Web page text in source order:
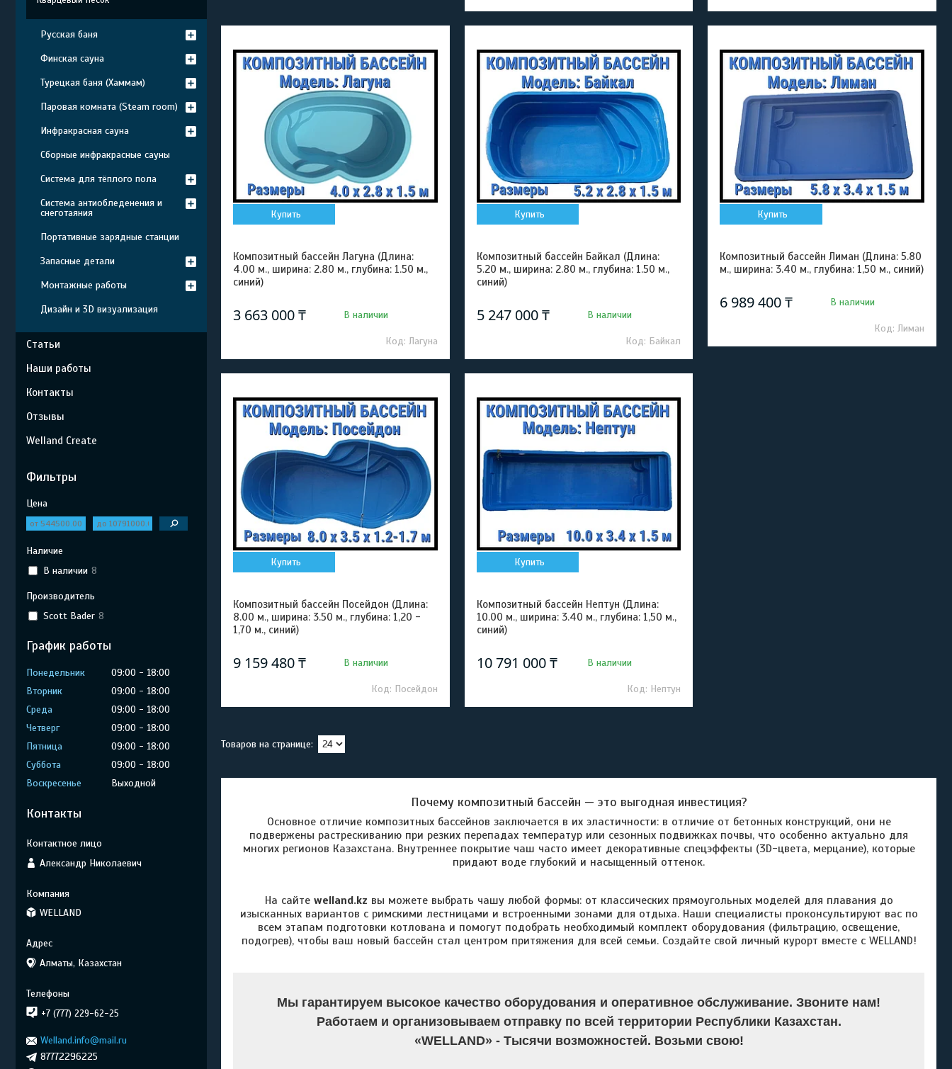
Купить
Композитный бассейн Лагуна (Длина:
4.00 м., ширина: 2.80 м., глубина: 1.50 м.,
синий)
3 663 000 ₸ В наличии
Лагуна
Купить
Композитный бассейн Байкал (Длина:
5.20 м., ширина: 2.80 м., глубина: 1.50 м.,
синий)
5 247 000 ₸ В наличии
Байкал
Купить
Композитный бассейн Лиман (Длина: 5.80
м., ширина: 3.40 м., глубина: 1,50 м., синий)
6 989 400 ₸ В наличии
Лиман
Купить
Композитный бассейн Посейдон (Длина:
8.00 м., ширина: 3.50 м., глубина: 1,20 -
1,70 м., синий)
9 159 480 ₸ В наличии
Посейдон
Купить
Композитный бассейн Нептун (Длина:
10.00 м., ширина: 3.40 м., глубина: 1,50 м.,
синий)
10 791 000 ₸ В наличии
Нептун
Почему композитный бассейн — это выгодная инвестиция?
Основное отличие композитных бассейнов заключается в их эластичности: в отличие от бетонных конструкций, они не
подвержены растрескиванию при резких перепадах температур или сезонных подвижках почвы, что особенно актуально для
многих регионов Казахстана. Внутреннее покрытие чаш часто имеет декоративные спецэффекты (3D-цвета, мерцание), которые
придают воде глубокий и насыщенный оттенок.
На сайте welland.kz вы можете выбрать чашу любой формы: от классических прямоугольных моделей для плавания до
изысканных вариантов с римскими лестницами и встроенными зонами для отдыха. Наши специалисты проконсультируют вас по
всем этапам подготовки котлована и помогут подобрать необходимый комплект оборудования (фильтрацию, освещение,
подогрев), чтобы ваш новый бассейн стал центром притяжения для всей семьи. Создайте свой личный курорт вместе с WELLAND!
Мы гарантируем высокое качество оборудования и оперативное обслуживание. Звоните нам!
Работаем и организовываем отправку по всей территории Республики Казахстан.
«WELLAND» - Тысячи возможностей. Возьми свою!
Русская баня
Финская сауна
Турецкая баня (Хаммам)
Паровая комната (Steam room)
Инфракрасная сауна
Сборные инфракрасные сауны
Система для тёплого пола
Система антиобледенения и
снеготаяния
Портативные зарядные станции
Запасные детали
Монтажные работы
Дизайн и 3D визуализация
Статьи
Наши работы
Контакты
Отзывы
Welland Create
Фильтры
Цена
Наличие
В наличии 8
Производитель
Scott Bader 8
График работы
Понедельник 09:00
18:00
Вторник
09:00
18:00
Среда
09:00
18:00
Четверг
09:00
18:00
Пятница
09:00
18:00
Суббота
09:00
18:00
Воскресенье
Выходной
Контакты
Александр Николаевич
WELLAND
Алматы, Казахстан
+7 (777) 229-62-25
Welland.info@mail.ru
87772296225